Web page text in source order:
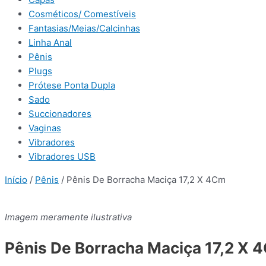
Cosméticos/ Comestíveis
Fantasias/Meias/Calcinhas
Linha Anal
Pênis
Plugs
Prótese Ponta Dupla
Sado
Succionadores
Vaginas
Vibradores
Vibradores USB
Início / Pênis / Pênis De Borracha Maciça 17,2 X 4Cm
Imagem meramente ilustrativa
Pênis De Borracha Maciça 17,2 X